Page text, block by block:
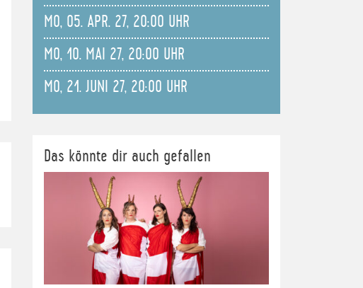
MO, 05. APR. 27, 20:00 UHR
MO, 10. MAI 27, 20:00 UHR
MO, 21. JUNI 27, 20:00 UHR
Das könnte dir auch gefallen